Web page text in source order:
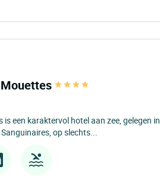
Mouettes
een karaktervol hotel aan zee, gelegen in
op slechts...